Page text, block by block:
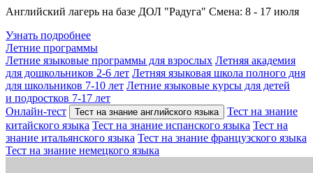
Английский лагерь на базе ДОЛ "Радуга" Смена: 8 - 17 июля
Узнать подробнее
Летние программы
Летние языковые программы для взрослых Летняя академия
для дошкольников 2-6 лет Летняя языковая школа полного дня
для школьников 7-10 лет Летние языковые курсы для детей
и подростков 7-17 лет
Онлайн-тест
Тест на знание английского языка
Тест на знание
китайского языка Тест на знание испанского языка Тест на
знание итальянского языка Тест на знание французского языка
Тест на знание немецкого языка